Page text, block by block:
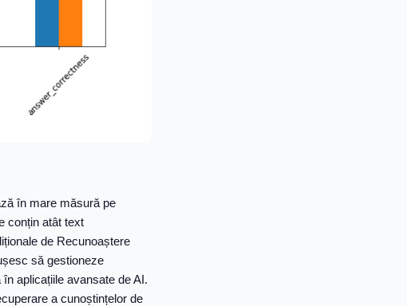
în mare măsură pe
conțin atât text
de Recunoaștere
să gestioneze
aplicațiile avansate de AI.
a cunoștințelor de